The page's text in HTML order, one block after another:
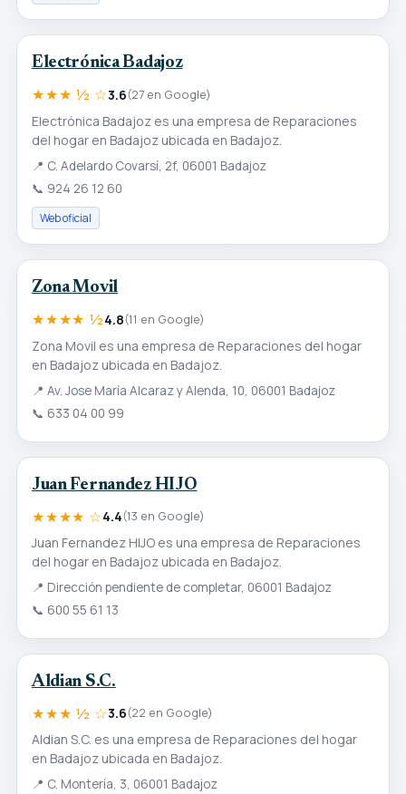
Electrónica Badajoz
★★★ ½ ☆3.6(27 en Google)
Electrónica Badajoz es una empresa de Reparaciones
del hogar en Badajoz ubicada en Badajoz.
📍 C. Adelardo Covarsí, 2f, 06001 Badajoz
📞 924 26 12 60
Web oficial
Zona Movil
★★★★ ½4.8(11 en Google)
Zona Movil es una empresa de Reparaciones del hogar
en Badajoz ubicada en Badajoz.
📍 Av. Jose María Alcaraz y Alenda, 10, 06001 Badajoz
📞 633 04 00 99
Juan Fernandez HIJO
★★★★ ☆4.4(13 en Google)
Juan Fernandez HIJO es una empresa de Reparaciones
del hogar en Badajoz ubicada en Badajoz.
📍 Dirección pendiente de completar, 06001 Badajoz
📞 600 55 61 13
Aldian S.C.
★★★ ½ ☆3.6(22 en Google)
Aldian S.C. es una empresa de Reparaciones del hogar
en Badajoz ubicada en Badajoz.
📍 C. Montería, 3, 06001 Badajoz